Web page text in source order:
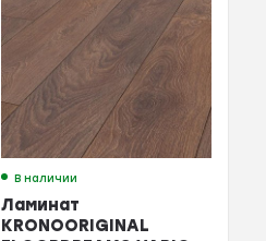
В наличии
Ламинат
KRONOORIGINAL